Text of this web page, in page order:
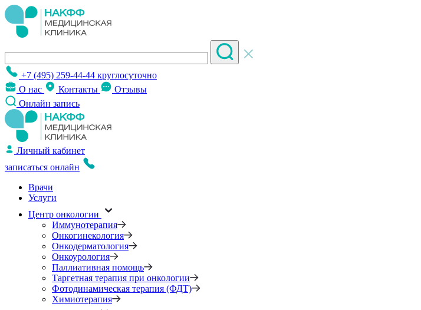
+7 (495) 259-44-44 круглосуточно
О нас
Контакты
Отзывы
Онлайн запись
Личный кабинет
записаться онлайн
Врачи
Услуги
Центр онкологии
Иммунотерапия
Онкогинекология
Онкодерматология
Онкоурология
Паллиативная помощь
Таргетная терапия при онкологии
Фотодинамическая терапия (ФДТ)
Химиотерапия